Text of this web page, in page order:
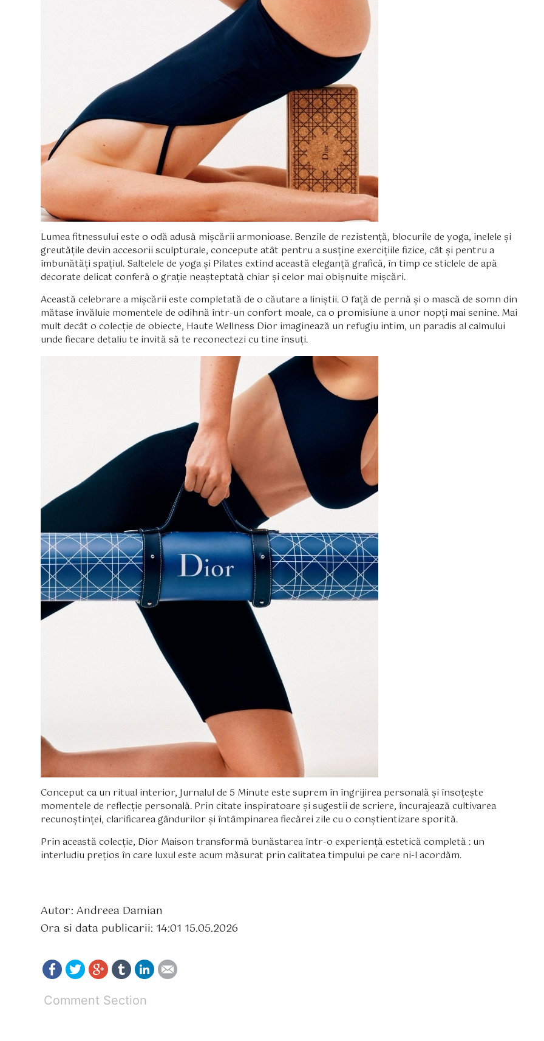
Lumea fitnessului este o odă adusă mișcării armonioase. Benzile de rezistență, blocurile de yoga, inelele și
greutățile devin accesorii sculpturale, concepute atât pentru a susține exercițiile fizice, cât și pentru a
îmbunătăți spațiul. Saltelele de yoga și Pilates extind această eleganță grafică, în timp ce sticlele de apă
decorate delicat conferă o grație neașteptată chiar și celor mai obișnuite mișcări.
Această celebrare a mișcării este completată de o căutare a liniștii. O față de pernă și o mască de somn din
mătase învăluie momentele de odihnă într-un confort moale, ca o promisiune a unor nopți mai senine. Mai
mult decât o colecție de obiecte, Haute Wellness Dior imaginează un refugiu intim, un paradis al calmului
unde fiecare detaliu te invită să te reconectezi cu tine însuți.
Conceput ca un ritual interior, Jurnalul de 5 Minute este suprem în îngrijirea personală și însoțește
momentele de reflecție personală. Prin citate inspiratoare și sugestii de scriere, încurajează cultivarea
recunoștinței, clarificarea gândurilor și întâmpinarea fiecărei zile cu o conștientizare sporită.
Prin această colecție, Dior Maison transformă bunăstarea într-o experiență estetică completă : un
interludiu prețios în care luxul este acum măsurat prin calitatea timpului pe care ni-l acordăm.
Autor: Andreea Damian
Ora si data publicarii: 14:01 15.05.2026
Comment Section